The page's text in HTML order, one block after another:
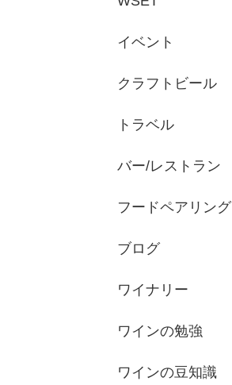
イベント
クラフトビール
トラベル
バー/レストラン
フードペアリング
ブログ
ワイナリー
ワインの勉強
ワインの豆知識